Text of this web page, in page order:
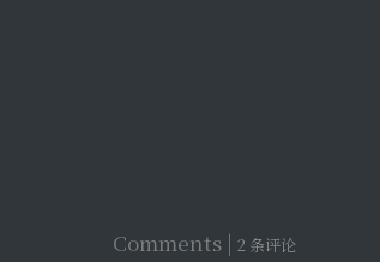
Comments | 2 条评论